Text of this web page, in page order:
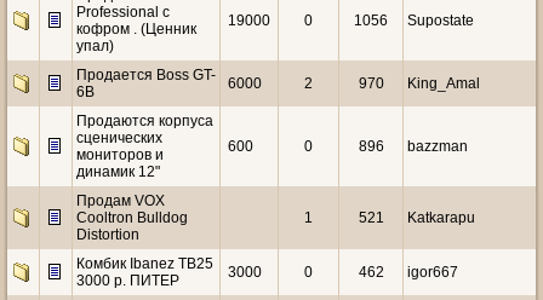
Professional с
кофром . (Ценник
упал)
19000 0 1056 Supostate
Продается Boss GT-
6B
6000 2 970 King_Amal
Продаются корпуса
сценических
мониторов и
динамик 12"
600 0 896 bazzman
Продам VOX
Cooltron Bulldog
Distortion
1 521 Katkarapu
Комбик Ibanez TB25
3000 р. ПИТЕР
3000 0 462 igor667